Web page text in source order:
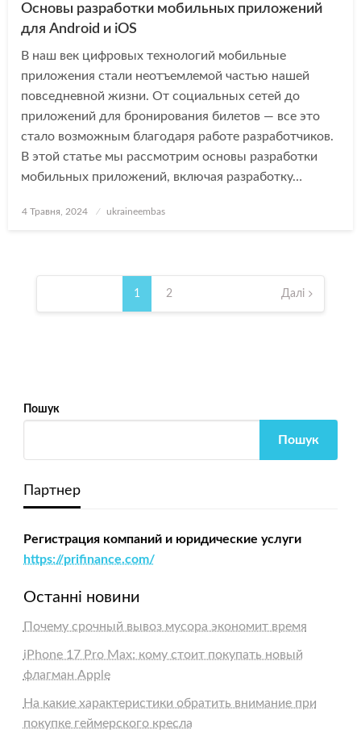
Основы разработки мобильных приложений
для Android и iOS
В наш век цифровых технологий мобильные
приложения стали неотъемлемой частью нашей
повседневной жизни. От социальных сетей до
приложений для бронирования билетов — все это
стало возможным благодаря работе разработчиков.
В этой статье мы рассмотрим основы разработки
мобильных приложений, включая разработку…
Опубліковано
4 Травня, 2024 ukraineembas
Навігація
1 2 Далі
Пошук
Пошук
Партнер
Регистрация компаний и юридические услуги
https://prifinance.com/
Останні новини
Почему срочный вывоз мусора экономит время
iPhone 17 Pro Max: кому стоит покупать новый
флагман Apple
На какие характеристики обратить внимание при
покупке геймерского кресла